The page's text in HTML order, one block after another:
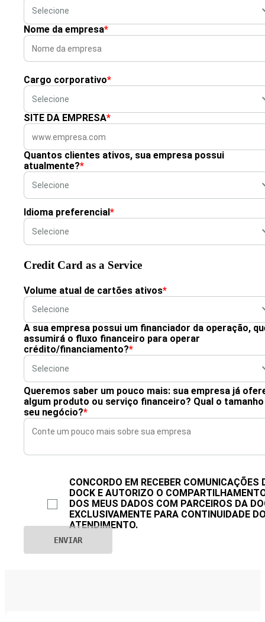
Nome da empresa*
Cargo corporativo*
SITE DA EMPRESA*
Quantos clientes ativos, sua empresa possui
atualmente?*
Idioma preferencial*
Credit Card as a Service
Volume atual de cartões ativos*
A sua empresa possui um financiador da operação,
assumirá o fluxo financeiro para operar
crédito/financiamento?*
Queremos saber um pouco mais: sua empresa já
algum produto ou serviço financeiro? Qual o
seu negócio?*
CONCORDO EM RECEBER COMUNICAÇÕES
DOCK E AUTORIZO O
DOS MEUS DADOS COM PARCEIROS DA
EXCLUSIVAMENTE PARA CONTINUIDADE
ATENDIMENTO.